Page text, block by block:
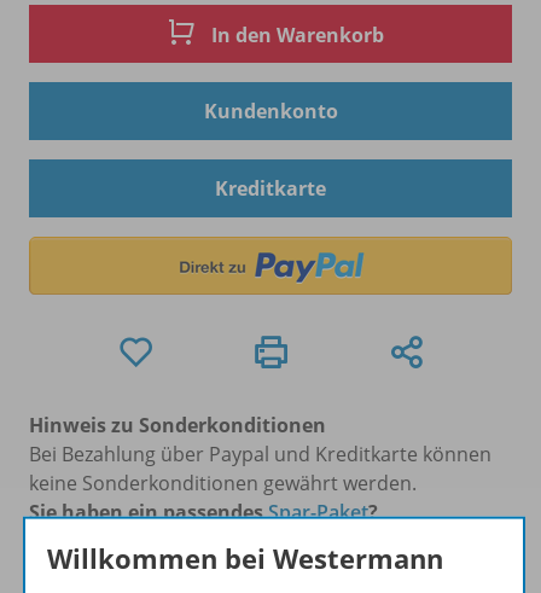
In den Warenkorb
Kundenkonto
Kreditkarte
Hinweis zu Sonderkonditionen
Bei Bezahlung über Paypal und Kreditkarte können
keine Sonderkonditionen gewährt werden.
Sie haben ein passendesSpar-Paket?
sich bitte an.
Willkommen bei Westermann